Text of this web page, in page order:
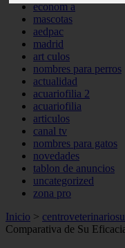
econom a
mascotas
aedpac
madrid
art culos
nombres para perros
actualidad
acuariofilia 2
acuariofilia
articulos
canal tv
nombres para gatos
novedades
tablon de anuncios
uncategorized
zona pro
Inicio >
Comparativa de Su